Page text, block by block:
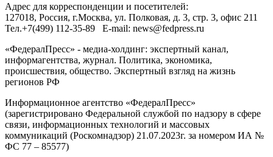
Адрес для корреспонденции и посетителей:
127018, Россия, г.Москва, ул. Полковая, д. 3, стр. 3, офис 211
Тел.+7(499) 112-35-89 E-mail: news@fedpress.ru
«ФедералПресс» - медиа-холдинг: экспертный канал,
информагентства, журнал. Политика, экономика,
происшествия, общество. Экспертный взгляд на жизнь
регионов РФ
Информационное агентство «ФедералПресс»
(зарегистрировано Федеральной службой по надзору в сфере
связи, информационных технологий и массовых
коммуникаций (Роскомнадзор) 21.07.2023г. за номером ИА №
ФС 77 – 85577)